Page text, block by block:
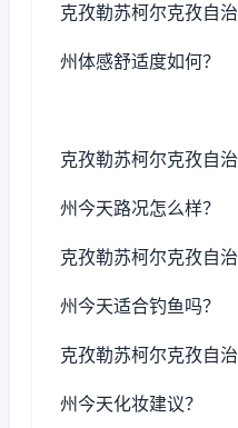
克孜勒苏柯尔克孜自治
州体感舒适度如何？
克孜勒苏柯尔克孜自治
州今天路况怎么样？
克孜勒苏柯尔克孜自治
州今天适合钓鱼吗？
克孜勒苏柯尔克孜自治
州今天化妆建议？